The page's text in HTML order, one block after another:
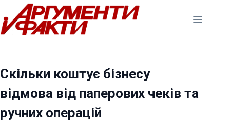
Перейти
до
вмісту
Скільки коштує бізнесу
відмова від паперових чеків та
ручних операцій